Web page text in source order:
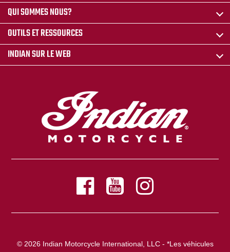
QUI SOMMES NOUS?
OUTILS ET RESSOURCES
INDIAN SUR LE WEB
© 2026 Indian Motorcycle International, LLC - *Les véhicules